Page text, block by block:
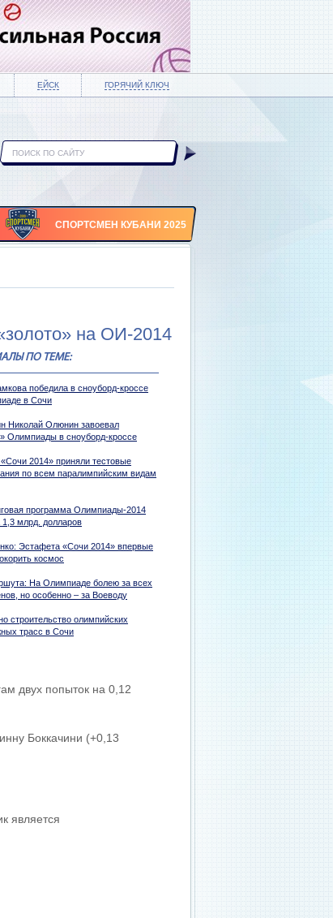
ЕЙСК ГОРЯЧИЙ КЛЮЧ
СПОРТСМЕН КУБАНИ 2025
на ОИ-2014
ПО ТЕМЕ:
победила в сноуборд-кроссе
в Сочи
Николай Олюнин завоевал
Олимпиады в сноуборд-кроссе
2014» приняли тестовые
по всем паралимпийским видам
программа Олимпиады-2014
1,3 млрд. долларов
Эстафета «Сочи 2014» впервые
космос
На Олимпиаде болею за всех
но особенно – за Воеводу
строительство олимпийских
трасс в Сочи
двух попыток на 0,12
Боккачини (+0,13
является